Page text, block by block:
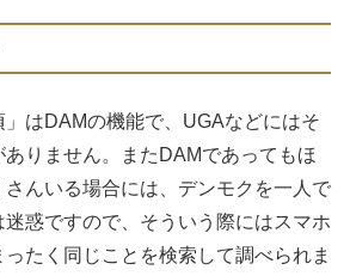
」はDAMの機能で、UGAなどにはそ
りません。またDAMであってもほ
んいる場合には、デンモクを一人で
惑ですので、そういう際にはスマホ
たく同じことを検索して調べられま